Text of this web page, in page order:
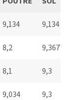
9,134 9,134
8,2 9,367
8,1 9,3
9,034 9,3